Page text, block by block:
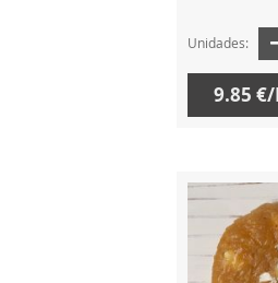
Unidades:
9.85 €/